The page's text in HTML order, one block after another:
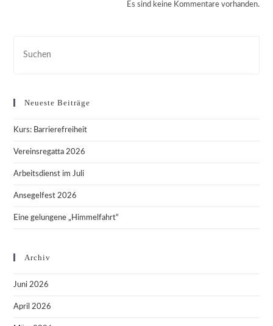
Es sind keine Kommentare vorhanden.
Neueste Beiträge
Kurs: Barrierefreiheit
Vereinsregatta 2026
Arbeitsdienst im Juli
Ansegelfest 2026
Eine gelungene „Himmelfahrt“
Archiv
Juni 2026
April 2026